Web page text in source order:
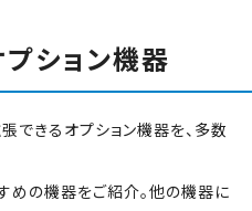
プション機器
できるオプション機器を、多数
めの機器をご紹介。他の機器に